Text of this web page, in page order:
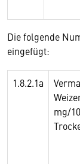
Die folgende
eingefügt:
1.8.2.1a
mg/